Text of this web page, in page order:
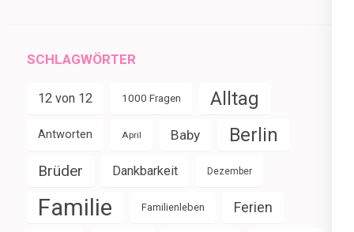
SCHLAGWÖRTER
12 von 12 1000 Fragen Alltag
Antworten April Baby Berlin
Brüder Dankbarkeit Dezember
Familie Familienleben Ferien